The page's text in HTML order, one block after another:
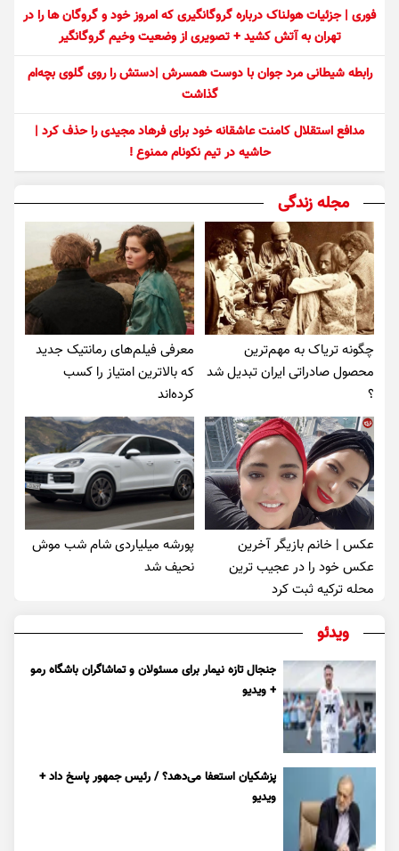
فوری | جزئیات هولناک درباره گروگانگیری که امروز خود و گروگان ها را در
تهران به آتش کشید + تصویری از وضعیت وخیم گروگانگیر
رابطه شیطانی مرد جوان با دوست همسرش |دستش را روی گلوی بچه‌ام
گذاشت
مدافع استقلال کامنت عاشقانه خود برای فرهاد مجیدی را حذف کرد |
حاشیه در تیم نکونام ممنوع !
مجله زندگی
چگونه تریاک به مهم‌ترین
محصول صادراتی ایران تبدیل شد
؟
معرفی فیلم‌های رمانتیک جدید
که بالاترین امتیاز را کسب
کرده‌اند
عکس | خانم بازیگر آخرین
عکس خود را در عجیب ترین
محله ترکیه ثبت کرد
پورشه میلیاردی شام شب موش‌
نحیف شد
ویدئو
جنجال تازه نیمار برای مسئولان و تماشاگران باشگاه رمو
+ ویدیو
پزشکیان استعفا می‌دهد؟ / رئیس جمهور پاسخ داد +
ویدیو